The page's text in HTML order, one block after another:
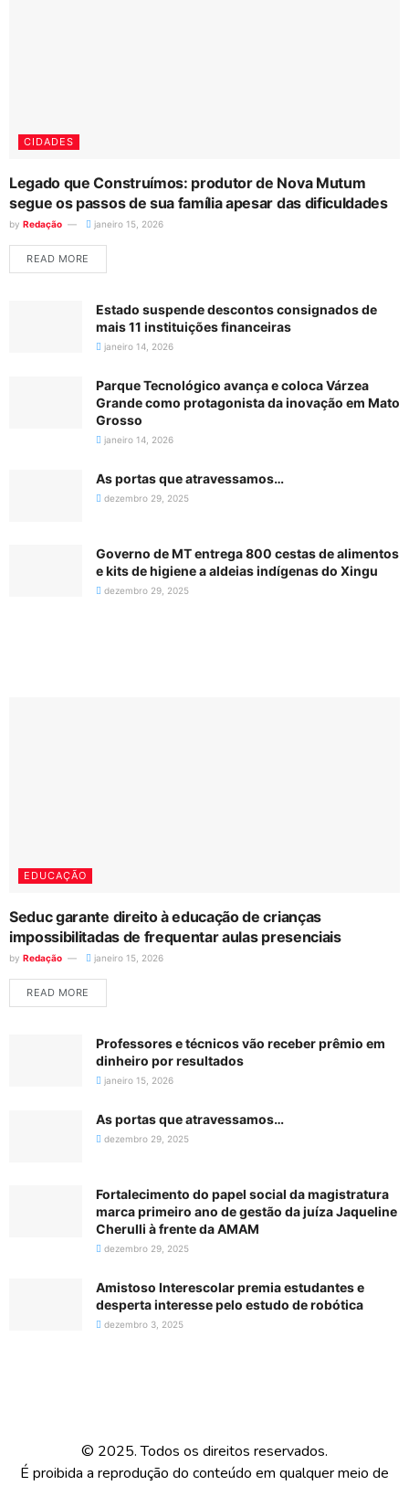
CIDADES
Legado que Construímos: produtor de Nova Mutum
segue os passos de sua família apesar das dificuldades
by Redação janeiro 15, 2026
READ MORE
Estado suspende descontos consignados de
mais 11 instituições financeiras
janeiro 14, 2026
Parque Tecnológico avança e coloca Várzea
Grande como protagonista da inovação em Mato
Grosso
janeiro 14, 2026
As portas que atravessamos…
dezembro 29, 2025
Governo de MT entrega 800 cestas de alimentos
e kits de higiene a aldeias indígenas do Xingu
dezembro 29, 2025
EDUCAÇÃO
Seduc garante direito à educação de crianças
impossibilitadas de frequentar aulas presenciais
by Redação janeiro 15, 2026
READ MORE
Professores e técnicos vão receber prêmio em
dinheiro por resultados
janeiro 15, 2026
As portas que atravessamos…
dezembro 29, 2025
Fortalecimento do papel social da magistratura
marca primeiro ano de gestão da juíza Jaqueline
Cherulli à frente da AMAM
dezembro 29, 2025
Amistoso Interescolar premia estudantes e
desperta interesse pelo estudo de robótica
dezembro 3, 2025
© 2025. Todos os direitos reservados.
É proibida a reprodução do conteúdo em qualquer meio de